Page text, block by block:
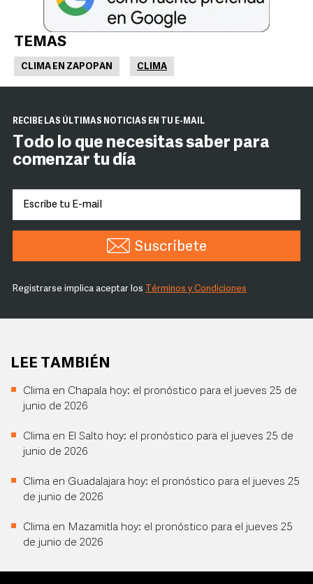
TEMAS
CLIMA EN ZAPOPAN CLIMA
RECIBE LAS ÚLTIMAS NOTICIAS EN TU E-MAIL
Todo lo que necesitas saber para
comenzar tu día
Suscríbete
Registrarse implica aceptar los Términos y Condiciones
LEE TAMBIÉN
Clima en Chapala hoy: el pronóstico para el jueves 25 de
junio de 2026
Clima en El Salto hoy: el pronóstico para el jueves 25 de
junio de 2026
Clima en Guadalajara hoy: el pronóstico para el jueves 25
de junio de 2026
Clima en Mazamitla hoy: el pronóstico para el jueves 25
de junio de 2026